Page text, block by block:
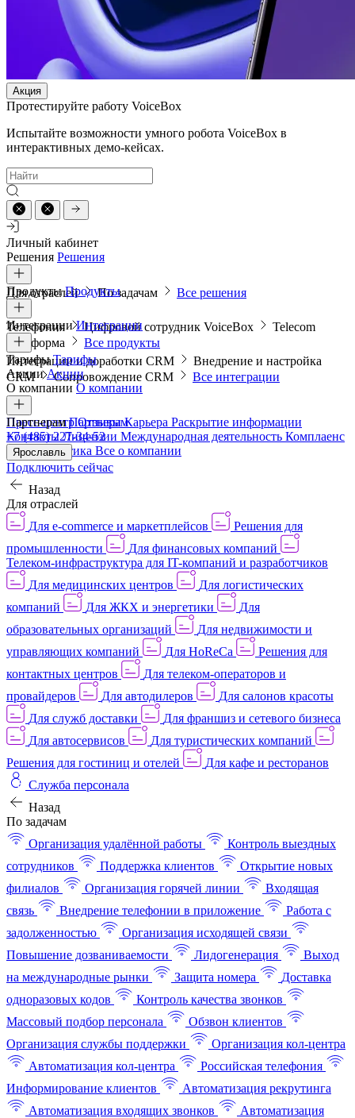
Акция
Протестируйте работу VoiceBox
Испытайте возможности умного робота VoiceBox в
интерактивных демо-кейсах.
Личный кабинет
Решения Решения
Для отраслей По задачам Все решения
ПродуктыПродукты
Телефония Цифровой сотрудник VoiceBox
Telecom
платформа
Все продукты
ИнтеграцииИнтеграции
Интеграции и доработки CRM
Внедрение и настройка
CRM
Сопровождение CRM Все интеграции
ТарифыТарифы
АкцииАкции
О компании О компании
Пресс-центрОтзывыКарьера Раскрытие информации
КонтактыЛицензии Международная деятельность Комплаенс
и деловая этика Все о компании
ПартнерамПартнерам
+7 (485) 227-34-52
Ярославль
Подключить сейчас
Назад
Для отраслей
Для e-commerce и маркетплейсов
Решения для
промышленности
Для финансовых компаний
Телеком-инфраструктура для IT-компаний и разработчиков
Для медицинских центров
Для логистических
компаний
Для ЖКХ и энергетики
Для
образовательных организаций
Для недвижимости и
управляющих компаний
Для HoReCa
Решения для
контактных центров
Для телеком-операторов и
провайдеров
Для автодилеров
Для салонов красоты
Для служб доставки
Для франшиз и сетевого бизнеса
Для автосервисов
Для туристических компаний
Решения для гостиниц и отелей
Для кафе и ресторанов
Служба персонала
Назад
По задачам
Организация удалённой работы
Контроль выездных
сотрудников
Поддержка клиентов
Открытие новых
филиалов
Организация горячей линии
Входящая
связь
Внедрение телефонии в приложение
Работа с
задолженностью
Организация исходящей связи
Повышение дозваниваемости
Лидогенерация
Выход
на международные рынки
Защита номера
Доставка
одноразовых кодов
Контроль качества звонков
Массовый подбор персонала
Обзвон клиентов
Организация службы поддержки
Организация кол-центра
Автоматизация кол-центра
Российская телефония
Информирование клиентов
Автоматизация рекрутинга
Автоматизация входящих звонков
Автоматизация